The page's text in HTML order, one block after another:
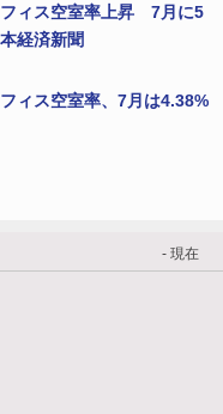
ィス空室率上昇 7月に5
経済新聞
ィス空室率、7月は4.38%
- 現在